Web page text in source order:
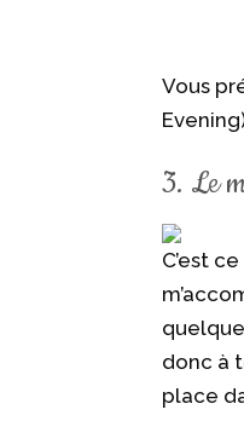
Vous
3. Le
C’est
donc à
place